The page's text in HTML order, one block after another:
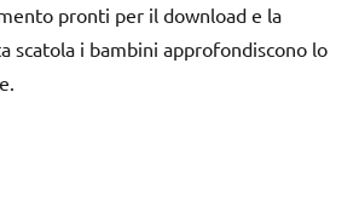
pronti per il download e la
scatola i bambini approfondiscono lo